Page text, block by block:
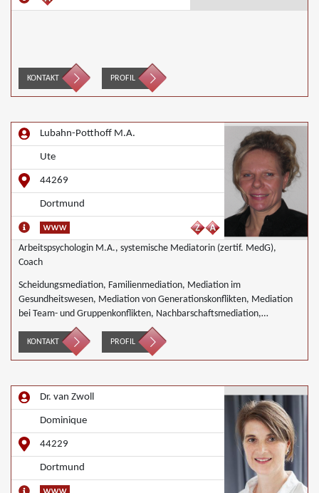
KONTAKT PROFIL
Lubahn-Potthoff M.A.
Ute
44269
Dortmund
Arbeitspsychologin M.A., systemische Mediatorin (zertif. MedG),
Coach
Scheidungsmediation, Familienmediation, Mediation im
Gesundheitswesen, Mediation von Generationskonflikten, Mediation
bei Team- und Gruppenkonflikten, Nachbarschaftsmediation,
Schulmediation
KONTAKT PROFIL
Dr. van Zwoll
Dominique
44229
Dortmund